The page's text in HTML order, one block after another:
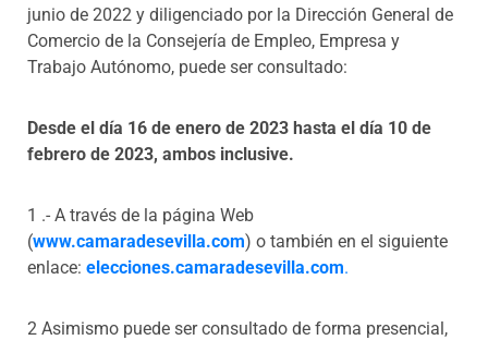
junio de 2022 y diligenciado por la Dirección General de
Comercio de la Consejería de Empleo, Empresa y
Trabajo Autónomo, puede ser consultado:
Desde el día 16 de enero de 2023 hasta el día 10 de
febrero de 2023, ambos inclusive.
1 .- A través de la página Web
(www.camaradesevilla.com) o también en el siguiente
enlace: elecciones.camaradesevilla.com.
2 Asimismo puede ser consultado de forma presencial,